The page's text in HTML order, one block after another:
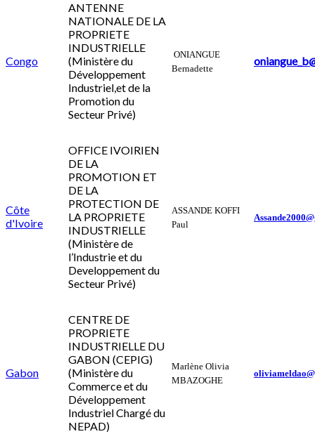
Congo
ANTENNE
NATIONALE DE LA
PROPRIETE
INDUSTRIELLE
(Ministère du
Développement
Industriel,et de la
Promotion du
Secteur Privé)
ONIANGUE
Bernadette
Côte
d'Ivoire
OFFICE IVOIRIEN
DE LA
PROMOTION ET
DE LA
PROTECTION DE
LA PROPRIETE
INDUSTRIELLE
(Ministère de
l’Industrie et du
Developpement du
Secteur Privé)
ASSANDE KOFFI
Paul
Gabon
CENTRE DE
PROPRIETE
INDUSTRIELLE DU
GABON (CEPIG)
(Ministère du
Commerce et du
Développement
Industriel Chargé du
NEPAD)
Marlène Olivia
MBAZOGHE